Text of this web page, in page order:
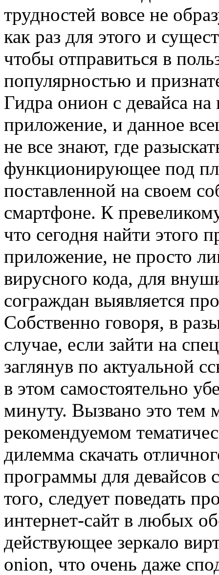
трудностей вовсе не
как раз для этого и
чтобы отправиться в
популярностью и
Гидра онион с девайса
приложение, и данное
не все знают, где
функционирующее под
поставленной на своем
смартфоне. К
что сегодня найти этого
приложение, не просто
вирусного кода, для
сограждан выявляется
Собственно говоря, в
случае, если зайти на
заглянув по актуальной
в этом самостоятельно
минуту. Вызвано это тем
рекомендуемом
дилемма скачать
программы для девайсов
того, следует поведать
интернет-сайт в любых
действующее зеркало
onion, что очень даже